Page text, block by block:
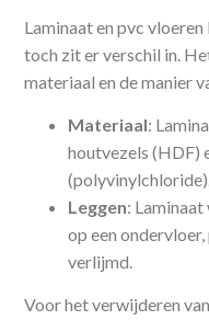
Laminaat en pvc
toch zit er verschil in.
materiaal en de manier
Materiaal:
houtvezels (HDF)
Leggen:
op een
verlijmd.
Voor het verwijderen